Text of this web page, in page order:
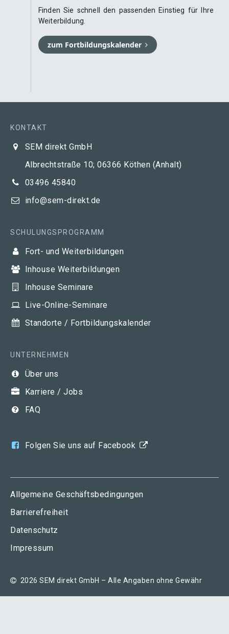
Finden Sie schnell den passenden Einstieg für Ihre
Weiterbildung.
zum Fortbildungskalender
KONTAKT
SEM direkt GmbH
Albrechtstraße 10; 06366 Köthen (Anhalt)
03496 45840
info@sem-direkt.de
SCHULUNGSPROGRAMM
Fort- und Weiterbildungen
Inhouse Weiterbildungen
Inhouse Seminare
Live-Online-Seminare
Standorte / Fortbildungskalender
UNTERNEHMEN
Über uns
Karriere / Jobs
FAQ
Folgen Sie uns auf Facebook (öffnet in neuem Tab)
Allgemeine Geschäftsbedingungen
Barrierefreiheit
Datenschutz
Impressum
2026 SEM direkt GmbH – Alle Angaben ohne Gewähr